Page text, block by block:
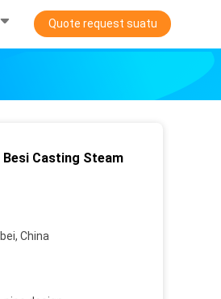
Quote request suatu
Besi Casting Steam
China